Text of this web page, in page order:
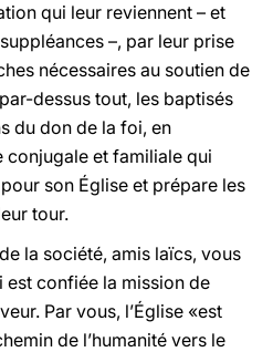
qui leur reviennent – et
–, par leur prise
nécessaires au soutien de
dessus tout, les baptisés
du don de la foi, en
et familiale qui
son Église et prépare les
tour.
la société, amis laïcs, vous
est confiée la mission de
Par vous, l’Église «est
de l’humanité vers le